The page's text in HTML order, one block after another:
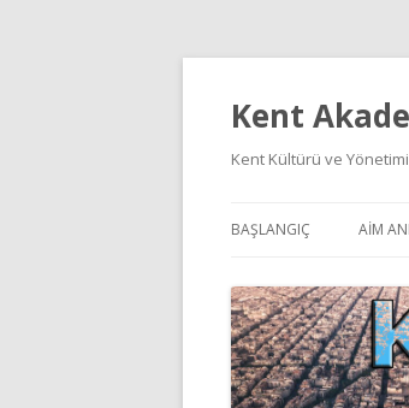
Kent
Kent Kültürü ve
BAŞLANGIÇ AIM